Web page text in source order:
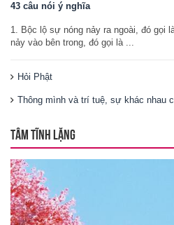
43 câu nói ý nghĩa
1. Bộc lộ sự nóng nảy ra ngoài, đó gọi
nảy vào bên trong, đó gọi là ...
Hỏi Phật
Thông mình và trí tuệ, sự khác nhau
TÂM TĨNH LẶNG